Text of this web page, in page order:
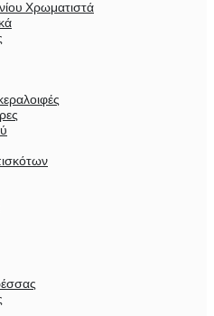
Χρωματιστά